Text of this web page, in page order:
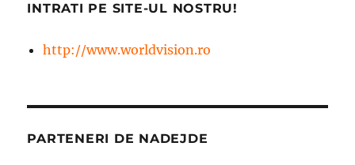
INTRATI PE SITE-UL NOSTRU!
http://www.worldvision.ro
PARTENERI DE NADEJDE